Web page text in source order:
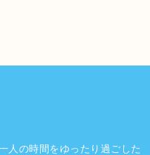
人の時間をゆったり過ごした